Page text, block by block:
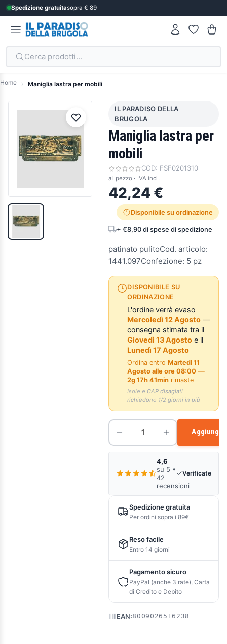
Spedizione gratuitasopra € 89
Cerca prodotti...
Home Maniglia lastra per mobili
IL PARADISO DELLA
BRUGOLA
Maniglia lastra per
mobili
COD: FSF0201310
al pezzo · IVA incl.
42,24 €
Disponibile su ordinazione
+ €8,90 di spese di spedizione
patinato pulitoCod. articolo:
1441.097Confezione: 5 pz
DISPONIBILE SU
ORDINAZIONE
L'ordine verrà evaso
Mercoledì 12 Agosto —
consegna stimata tra il
Giovedì 13 Agosto e il
Lunedì 17 Agosto
Ordina entroMartedì 11
Agosto alle ore 08:00 —
2g 17h 41min rimaste
Isole e CAP disagiati
richiedono 1/2 giorni in più
Aggiungi
4,6
su 5 •
42
recensioni
Verificate
Spedizione gratuita
Per ordini sopra i 89€
Reso facile
Entro 14 giorni
Pagamento sicuro
PayPal (anche 3 rate), Carta
di Credito e Debito
EAN:8009026516238